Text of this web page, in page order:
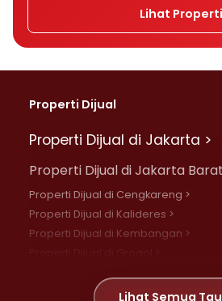
Lihat Properti
Properti Dijual
Properti Dijual di Jakarta >
Properti Dijual di Jakarta
Properti Dijual di Cengkareng >
Properti Dijual di Kalideres >
Properti Dijual di Kembangan >
Properti Dijual di Meruya >
Lihat Semua